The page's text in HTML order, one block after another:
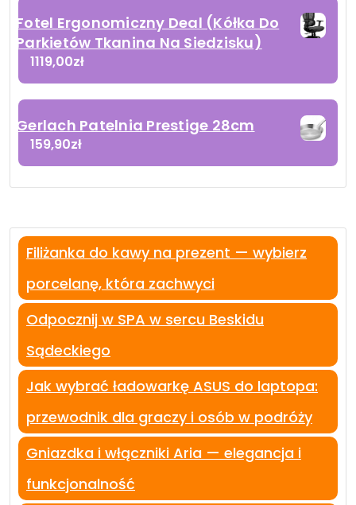
Fotel Ergonomiczny Deal (Kółka Do
Parkietów Tkanina Na Siedzisku)
1119,00zł
Gerlach Patelnia Prestige 28cm
159,90zł
Filiżanka do kawy na prezent — wybierz
porcelanę, która zachwyci
Odpocznij w SPA w sercu Beskidu
Sądeckiego
Jak wybrać ładowarkę ASUS do laptopa:
przewodnik dla graczy i osób w podróży
Gniazdka i włączniki Aria — elegancja i
funkcjonalność